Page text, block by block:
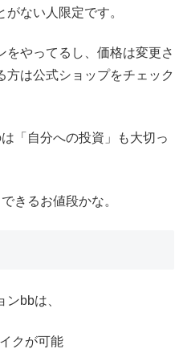
がない人限定です。
をやってるし、価格は変更さ
方は公式ショップをチェック
「自分への投資」も大切っ
きるお値段かな。
bbは、
クが可能